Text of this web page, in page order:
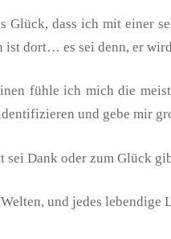
Glück, dass ich mit einer
ist dort… es sei denn, er
fühle ich mich die
und gebe mir
Dank oder zum Glück
und jedes lebendige